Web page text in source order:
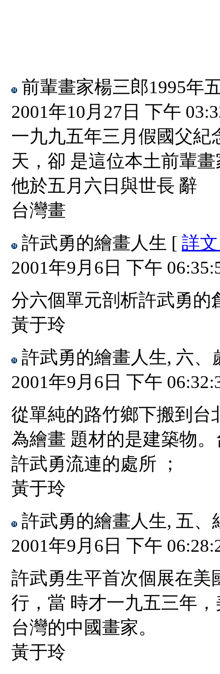
前輩畫家楊三郎1995年
2001年10月27日 下午
一九九五年三月假國父紀
天，卻 是這位本土前輩
他於五月六日與世長 辭
台灣畫
許武勇的繪畫人生 [ 詳
2001年9月6日 下午
分六個單元剖析許武勇的
黃于玲
許武勇的繪畫人生, 六、
2001年9月6日 下午
從單純的路竹鄉下搬到台
為繪畫 題材的是建築物
許武勇流連的處所 ；
黃于玲
許武勇的繪畫人生, 五、
2001年9月6日 下午
許武勇生平首次個展在美
行，當 時才一九五三年
台灣的中國畫家。
黃于玲